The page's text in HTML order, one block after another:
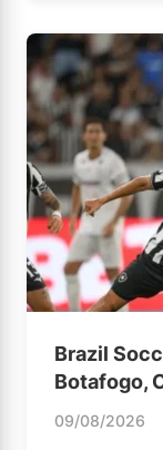
Brazil
Botafogo,
09/08/2026